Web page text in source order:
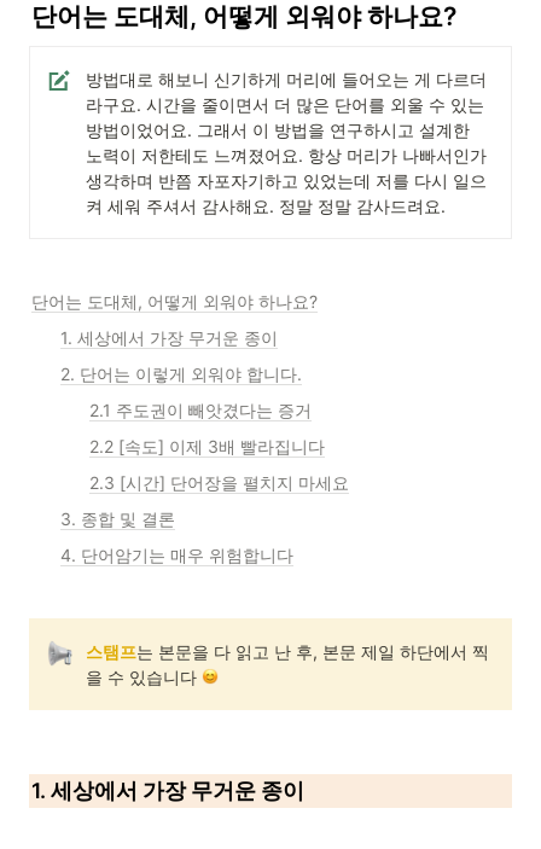
단어는 도대체, 어떻게 외워야 하나요?
방법대로 해보니 신기하게 머리에 들어오는 게 다르더
라구요. 시간을 줄이면서 더 많은 단어를 외울 수 있는
방법이었어요. 그래서 이 방법을 연구하시고 설계한
노력이 저한테도 느껴졌어요. 항상 머리가 나빠서인가
생각하며 반쯤 자포자기하고 있었는데 저를 다시 일으
켜 세워 주셔서 감사해요. 정말 정말 감사드려요.
단어는 도대체, 어떻게 외워야 하나요?
1. 세상에서 가장 무거운 종이
2. 단어는 이렇게 외워야 합니다.
2.1 주도권이 빼앗겼다는 증거
2.2 [속도] 이제 3배 빨라집니다
2.3 [시간] 단어장을 펼치지 마세요
3. 종합 및 결론
4. 단어암기는 매우 위험합니다
스탬프는 본문을 다 읽고 난 후, 본문 제일 하단에서 찍
을 수 있습니다
1. 세상에서 가장 무거운 종이